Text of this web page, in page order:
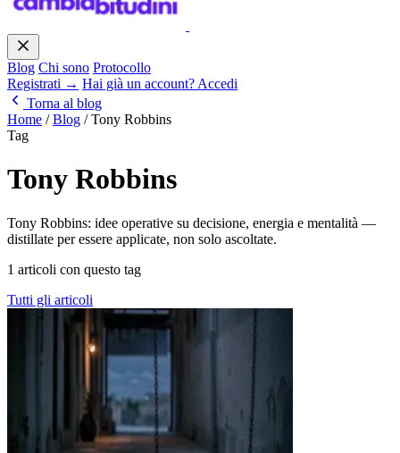
Blog Chi sono Protocollo
Registrati → Hai già un account? Accedi
Torna al blog
Home / Blog / Tony Robbins
Tag
Tony Robbins
Tony Robbins: idee operative su decisione, energia e mentalità —
distillate per essere applicate, non solo ascoltate.
1 articoli con questo tag
Tutti gli articoli